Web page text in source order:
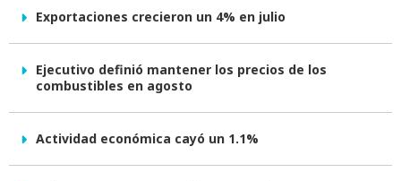
Exportaciones crecieron un 4% en julio
Ejecutivo definió mantener los precios de los
combustibles en agosto
Actividad económica cayó un 1.1%